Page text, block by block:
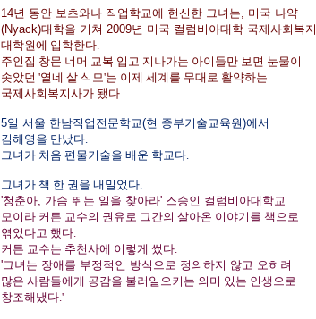
14년 동안 보츠와나 직업학교에 헌신한 그녀는, 미국 나약
(Nyack)대학을 거쳐 2009년 미국 컬럼비아대학 국제사회복지
대학원에 입학한다.
주인집 창문 너머 교복 입고 지나가는 아이들만 보면 눈물이
솟았던 '열네 살 식모'는 이제 세계를 무대로 활약하는
국제사회복지사가 됐다.
5일 서울 한남직업전문학교(현 중부기술교육원)에서
김해영을 만났다.
그녀가 처음 편물기술을 배운 학교다.
그녀가 책 한 권을 내밀었다.
'청춘아, 가슴 뛰는 일을 찾아라' 스승인 컬럼비아대학교
모이라 커튼 교수의 권유로 그간의 살아온 이야기를 책으로
엮었다고 했다.
커튼 교수는 추천사에 이렇게 썼다.
'그녀는 장애를 부정적인 방식으로 정의하지 않고 오히려
많은 사람들에게 공감을 불러일으키는 의미 있는 인생으로
창조해냈다.'